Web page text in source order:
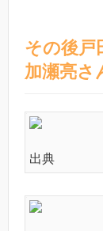
その後戸
加瀬亮さ
出典